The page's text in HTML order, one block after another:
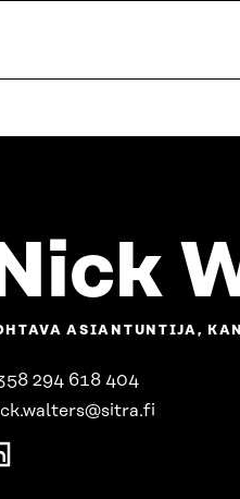
ASIANTUNTIJA,
294 618 404